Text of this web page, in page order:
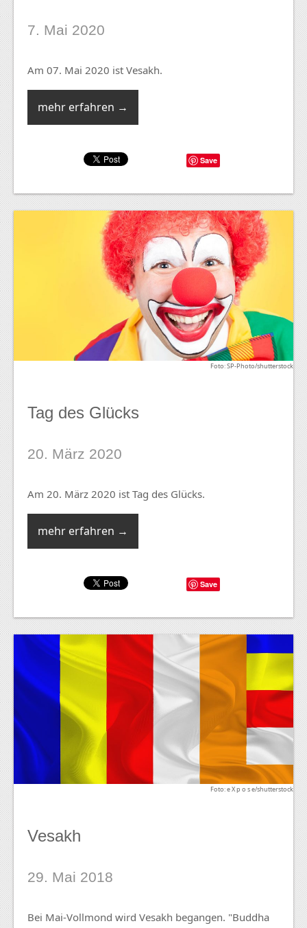
7. Mai 2020
Am 07. Mai 2020 ist Vesakh.
mehr erfahren →
Save
Foto: SP-Photo/shutterstock
Tag des Glücks
20. März 2020
Am 20. März 2020 ist Tag des Glücks.
mehr erfahren →
Save
Foto: e X p o s e/shutterstock
Vesakh
29. Mai 2018
Bei Mai-Vollmond wird Vesakh begangen. "Buddha